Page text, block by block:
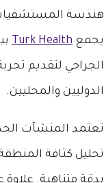
هندسة المستشفيات
يجمع Turk Health
الجراحي لتقديم
الدوليين والمحليين.
تعتمد المنشآت
تحليل كثافة
بدقة متناهية.